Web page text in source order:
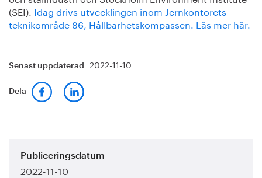
(SEI). Idag drivs utvecklingen inom Jernkontorets
teknikområde 86, Hållbarhetskompassen. Läs mer här.
Senast uppdaterad 2022-11-10
Dela
Publiceringsdatum
2022-11-10